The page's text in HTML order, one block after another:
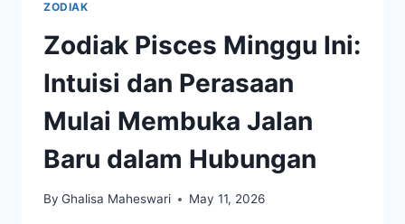
ZODIAK
Zodiak Pisces Minggu Ini:
Intuisi dan Perasaan
Mulai Membuka Jalan
Baru dalam Hubungan
By Ghalisa Maheswari May 11, 2026